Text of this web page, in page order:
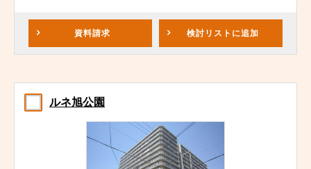
資料請求 検討リスト に追加
ルネ旭公園